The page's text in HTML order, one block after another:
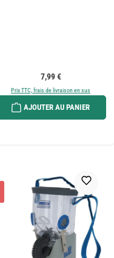
Prix régulier :
7,99 €
Prix TTC, frais de livraison en sus
AJOUTER AU PANIER